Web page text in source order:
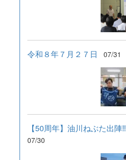
令和８年７月２７日 07/31
【50周年】油川ねぶた出陣‼
07/30